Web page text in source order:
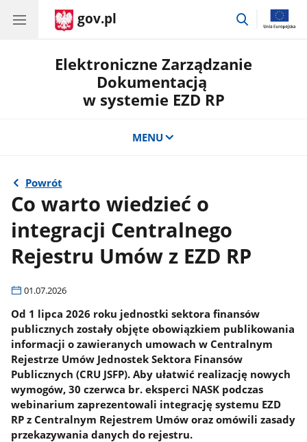
gov.pl
przejdź
Elektroniczne Zarządzanie
Dokumentacją
w systemie EZD RP
MENU
Powrót
Co warto wiedzieć o
integracji Centralnego
Rejestru Umów z EZD RP
01.07.2026
Od 1 lipca 2026 roku jednostki sektora finansów
publicznych zostały objęte obowiązkiem publikowania
informacji o zawieranych umowach w Centralnym
Rejestrze Umów Jednostek Sektora Finansów
Publicznych (CRU JSFP). Aby ułatwić realizację nowych
wymogów, 30 czerwca br. eksperci NASK podczas
webinarium zaprezentowali integrację systemu EZD
RP z Centralnym Rejestrem Umów oraz omówili zasady
przekazywania danych do rejestru.